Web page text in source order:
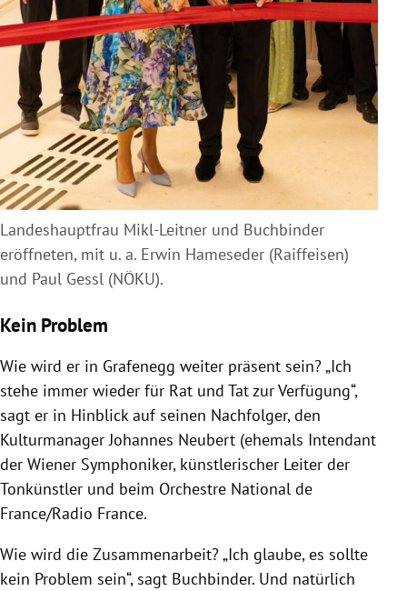
Landeshauptfrau Mikl-Leitner und Buchbinder
eröffneten, mit u. a. Erwin Hameseder (Raiffeisen)
und Paul Gessl (NÖKU).
Kein Problem
Wie wird er in Grafenegg weiter präsent sein? „Ich
stehe immer wieder für Rat und Tat zur Verfügung“,
sagt er in Hinblick auf seinen Nachfolger, den
Kulturmanager Johannes Neubert (ehemals Intendant
der Wiener Symphoniker, künstlerischer Leiter der
Tonkünstler und beim Orchestre National de
France/Radio France.
Wie wird die Zusammenarbeit? „Ich glaube, es sollte
kein Problem sein“, sagt Buchbinder. Und natürlich